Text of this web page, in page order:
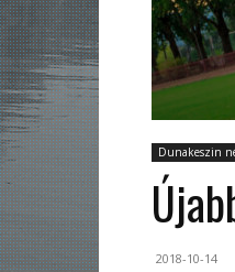
Dunakeszin
2018-10-14